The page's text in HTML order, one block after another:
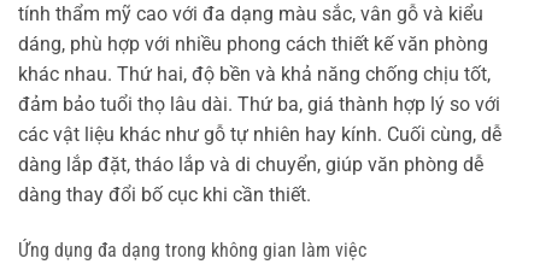
tính thẩm mỹ cao với đa dạng màu sắc, vân gỗ và kiểu
dáng, phù hợp với nhiều phong cách thiết kế văn phòng
khác nhau. Thứ hai, độ bền và khả năng chống chịu tốt,
đảm bảo tuổi thọ lâu dài. Thứ ba, giá thành hợp lý so với
các vật liệu khác như gỗ tự nhiên hay kính. Cuối cùng, dễ
dàng lắp đặt, tháo lắp và di chuyển, giúp văn phòng dễ
dàng thay đổi bố cục khi cần thiết.
Ứng dụng đa dạng trong không gian làm việc